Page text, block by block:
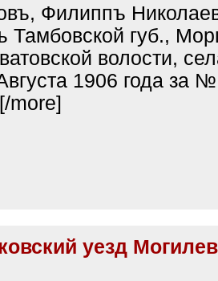
Филиппъ
Тамбовской губ.,
волости,
1906 года за
more]
уезд